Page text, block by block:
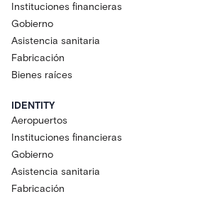
Instituciones financieras
Gobierno
Asistencia sanitaria
Fabricación
Bienes raíces
IDENTITY
Aeropuertos
Instituciones financieras
Gobierno
Asistencia sanitaria
Fabricación